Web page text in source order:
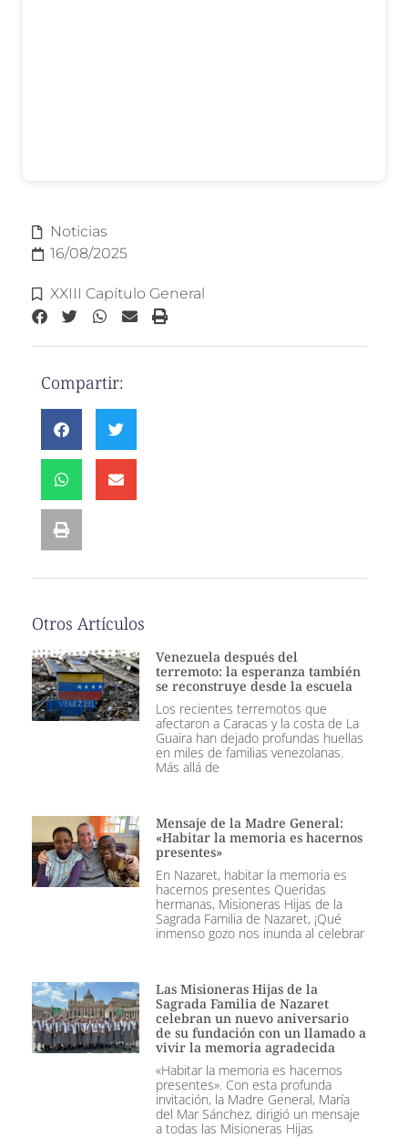
Noticias
16/08/2025
XXIII Capítulo General
Compartir:
Otros Artículos
Venezuela después del
terremoto: la esperanza también
se reconstruye desde la escuela
Los recientes terremotos que
afectaron a Caracas y la costa de La
Guaira han dejado profundas huellas
en miles de familias venezolanas.
Más allá de
Mensaje de la Madre General:
«Habitar la memoria es hacernos
presentes»
En Nazaret, habitar la memoria es
hacernos presentes Queridas
hermanas, Misioneras Hijas de la
Sagrada Familia de Nazaret, ¡Qué
inmenso gozo nos inunda al celebrar
Las Misioneras Hijas de la
Sagrada Familia de Nazaret
celebran un nuevo aniversario
de su fundación con un llamado a
vivir la memoria agradecida
«Habitar la memoria es hacernos
presentes». Con esta profunda
invitación, la Madre General, María
del Mar Sánchez, dirigió un mensaje
a todas las Misioneras Hijas